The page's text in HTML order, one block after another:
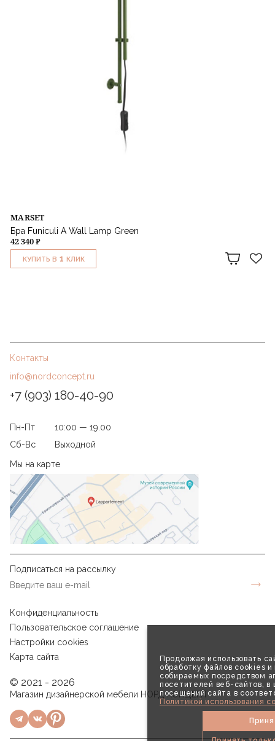
Продолжая использовать
обработку файлов cookies и
собираемых посредством
посетителей веб-сайтов, в
посещений сайта в
Политикой использования
MARSET
Бра Funiculi A Wall Lamp Green
42 340 ₽
КУПИТЬ В 1 КЛИК
Контакты
info@nordconcept.ru
+7 (903) 180-40-90
Пн-Пт
10:00 — 19.00
Сб-Вс
Выходной
Мы на карте
Подписаться на рассылку
Конфиденциальность
Пользовательское соглашение
Настройки cookies
Карта сайта
© 2021 - 2026
Магазин дизайнерской мебели НОРД КОНЦЕПТ